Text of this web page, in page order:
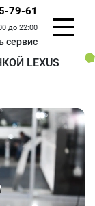
79-61
до 22:00
сервис
LEXUS